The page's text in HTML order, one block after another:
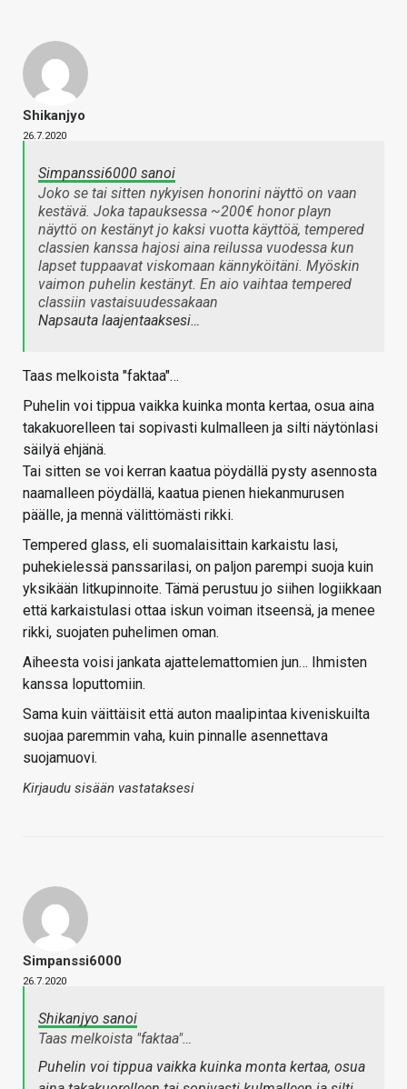
Shikanjyo
26.7.2020
Simpanssi6000 sanoi
Joko se tai sitten nykyisen honorini näyttö on vaan
kestävä. Joka tapauksessa ~200€ honor playn
näyttö on kestänyt jo kaksi vuotta käyttöä, tempered
classien kanssa hajosi aina reilussa vuodessa kun
lapset tuppaavat viskomaan kännyköitäni. Myöskin
vaimon puhelin kestänyt. En aio vaihtaa tempered
classiin vastaisuudessakaan
Napsauta laajentaaksesi…
Taas melkoista "faktaa"…
Puhelin voi tippua vaikka kuinka monta kertaa, osua aina
takakuorelleen tai sopivasti kulmalleen ja silti näytönlasi
säilyä ehjänä.
Tai sitten se voi kerran kaatua pöydällä pysty asennosta
naamalleen pöydällä, kaatua pienen hiekanmurusen
päälle, ja mennä välittömästi rikki.
Tempered glass, eli suomalaisittain karkaistu lasi,
puhekielessä panssarilasi, on paljon parempi suoja kuin
yksikään litkupinnoite. Tämä perustuu jo siihen logiikkaan
että karkaistulasi ottaa iskun voiman itseensä, ja menee
rikki, suojaten puhelimen oman.
Aiheesta voisi jankata ajattelemattomien jun… Ihmisten
kanssa loputtomiin.
Sama kuin väittäisit että auton maalipintaa kiveniskuilta
suojaa paremmin vaha, kuin pinnalle asennettava
suojamuovi.
Kirjaudu sisään vastataksesi
Simpanssi6000
26.7.2020
Shikanjyo sanoi
Taas melkoista "faktaa"…
Puhelin voi tippua vaikka kuinka monta kertaa, osua